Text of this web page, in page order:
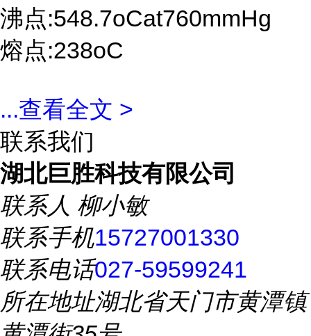
沸点:548.7oCat760mmHg
熔点:238oC
...查看全文 >
联系我们
湖北巨胜科技有限公司
联系人 柳小敏
联系手机15727001330
联系电话027-59599241
所在地址湖北省天门市黄潭镇